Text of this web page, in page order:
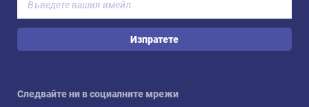
Изпратете
Следвайте ни в социалните мрежи